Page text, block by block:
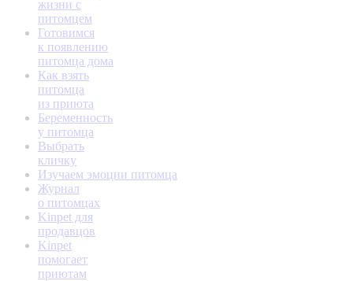
жизни с
питомцем
Готовимся
к появлению
питомца дома
Как взять
питомца
из приюта
Беременность
у питомца
Выбрать
кличку
Изучаем эмоции питомца
Журнал
о питомцах
Kinpet для
продавцов
Kinpet
помогает
приютам